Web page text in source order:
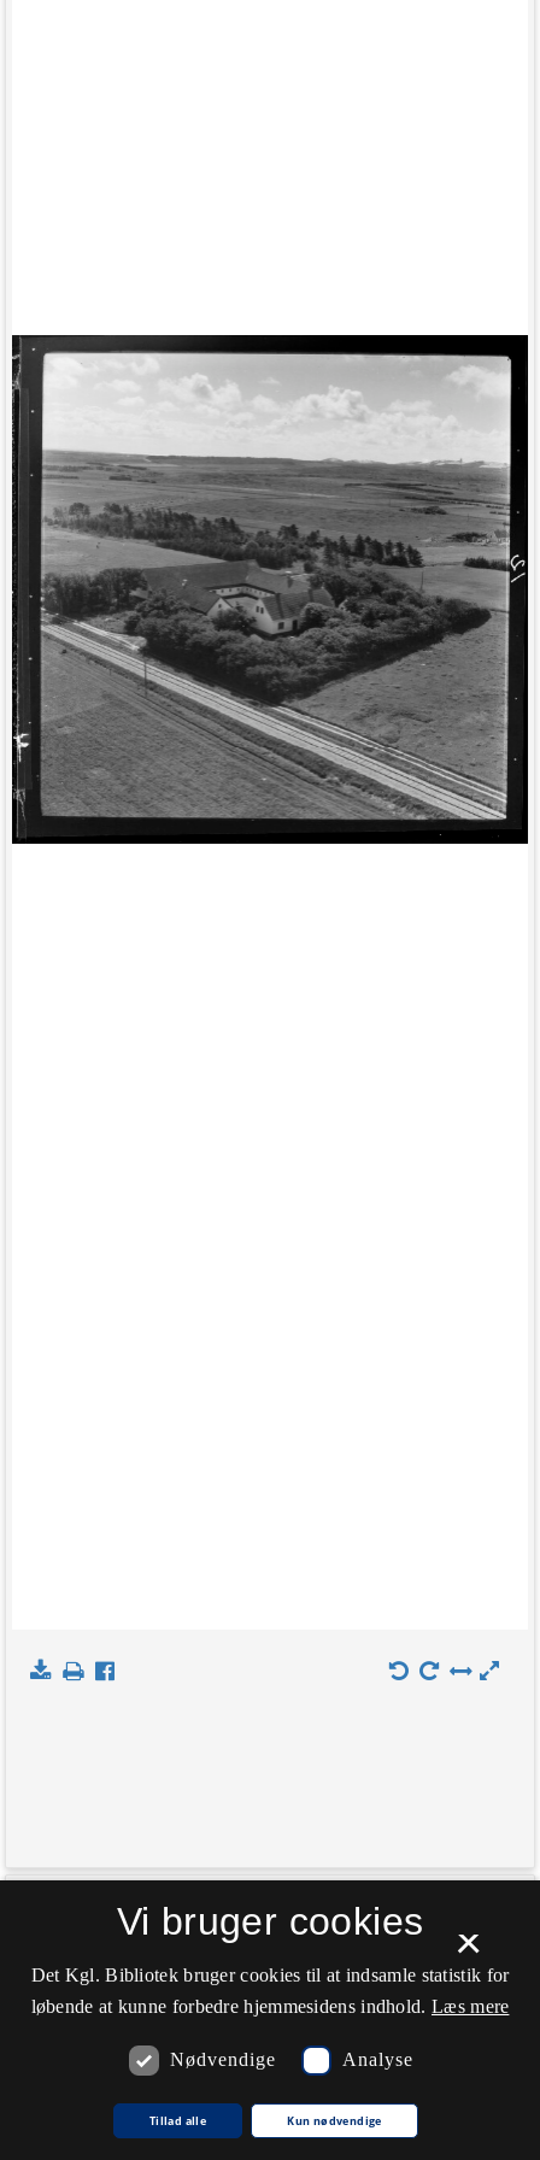
Indlæs kort
×
Vi bruger cookies
Det Kgl. Bibliotek bruger cookies til at indsamle statistik for
løbende at kunne forbedre hjemmesidens indhold. Læs mere
Nødvendige Analyse
Tillad alle Kun nødvendige